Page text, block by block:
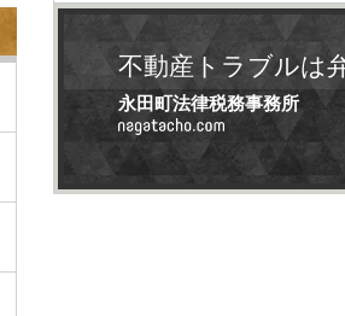
不動産トラブルは
永田町法律税務事務所